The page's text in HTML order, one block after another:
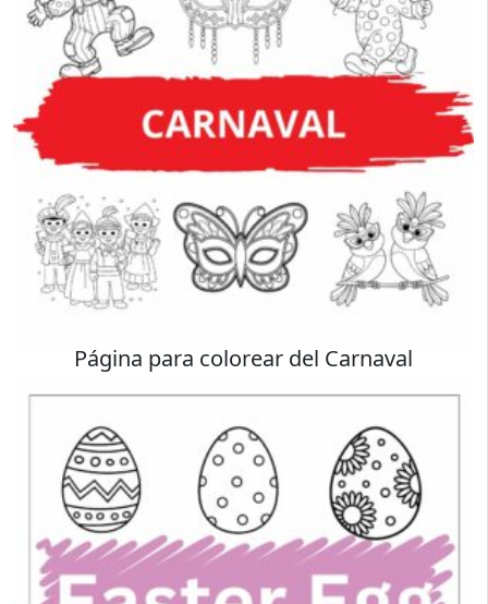
Página para colorear del Carnaval